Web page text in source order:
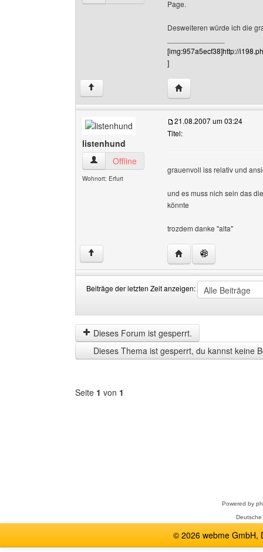
Page.
Desweiteren würde ich die
[img:957a5ecf38]http://
]
↑ Website dieses
listenhund
listenhund Benutzer-Profile anzeigen
Offline
Wohnort: Erfurt
21.08.2007 um 03:24
Titel:
grauenvoll iss relativ und
und es muss nich sein das
könnte
trozdem danke "alta"
↑ Website dieses
Beiträge der letzten Zeit anzeigen:
der
letzten
Zeit
anzeigen
by
Dieses Forum ist gesperrt.
Dieses Thema ist gesperrt, du kannst keine
Seite 1 von 1
Powered by
© 2026 webme GmbH,